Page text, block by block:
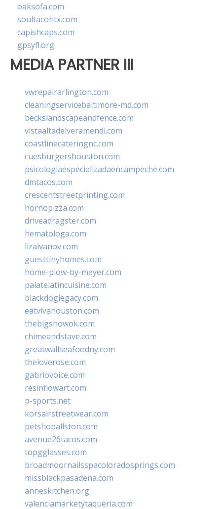
oaksofa.com
soultacohtx.com
capishcaps.com
gpsyfl.org
MEDIA PARTNER III
vwrepairarlington.com
cleaningservicebaltimore-md.com
beckslandscapeandfence.com
vistaaltadelveramendi.com
coastlinecateringnc.com
cuesburgershouston.com
psicologiaespecializadaencampeche.com
dmtacos.com
crescentstreetprinting.com
hornopizza.com
driveadragster.com
hematologa.com
lizaivanov.com
guesttinyhomes.com
home-plow-by-meyer.com
palatelatincuisine.com
blackdoglegacy.com
eatvivahouston.com
thebigshowok.com
chimeandstave.com
greatwallseafoodny.com
theloverose.com
gabriovoice.com
resinflowart.com
p-sports.net
korsairstreetwear.com
petshopallston.com
avenue26tacos.com
topgglasses.com
broadmoornailsspacoloradosprings.com
missblackpasadena.com
anneskitchen.org
valenciamarketytaqueria.com